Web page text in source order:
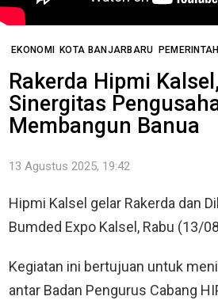
EKONOMI KOTA BANJARBARU PEMERINTAH
Rakerda Hipmi
Sinergitas
Membangun Banua
13 Agustus 2025, 19:42
Hipmi Kalsel gelar Rakerda dan
Bumded Expo Kalsel, Rabu (13/
Kegiatan ini bertujuan untuk
antar Badan Pengurus Cabang